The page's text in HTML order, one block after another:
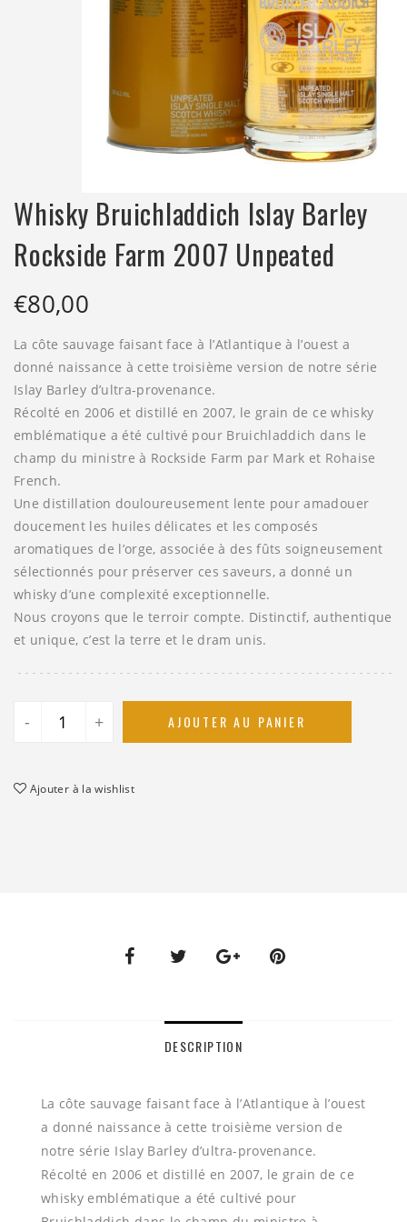
Whisky Bruichladdich Islay Barley
Rockside Farm 2007 Unpeated
€80,00
La côte sauvage faisant face à l’Atlantique à l’ouest a
donné naissance à cette troisième version de notre série
Islay Barley d’ultra-provenance.
Récolté en 2006 et distillé en 2007, le grain de ce whisky
emblématique a été cultivé pour Bruichladdich dans le
champ du ministre à Rockside Farm par Mark et Rohaise
French.
Une distillation douloureusement lente pour amadouer
doucement les huiles délicates et les composés
aromatiques de l’orge, associée à des fûts soigneusement
sélectionnés pour préserver ces saveurs, a donné un
whisky d’une complexité exceptionnelle.
Nous croyons que le terroir compte. Distinctif, authentique
et unique, c’est la terre et le dram unis.
- + AJOUTER AU PANIER
Ajouter à la wishlist
DESCRIPTION
La côte sauvage faisant face à l’Atlantique à l’ouest
a donné naissance à cette troisième version de
notre série Islay Barley d’ultra-provenance.
Récolté en 2006 et distillé en 2007, le grain de ce
whisky emblématique a été cultivé pour